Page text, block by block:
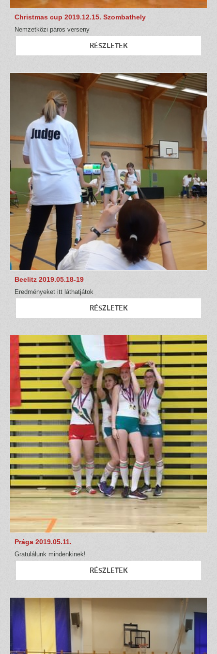
Christmas cup 2019.12.15. Szombathely
Nemzetközi páros verseny
RÉSZLETEK
Beelitz 2019.05.18-19
Eredményeket itt láthatjátok
RÉSZLETEK
Prága 2019.05.11.
Gratulálunk mindenkinek!
RÉSZLETEK